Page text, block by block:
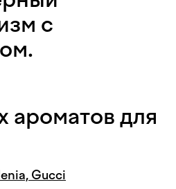
с
ароматов для
Gucci